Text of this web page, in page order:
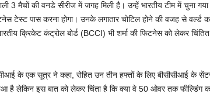
3 मैचों की वनडे सीरीज में जगह मिली है। उन्हें भारतीय टीम में चुना
टेस्ट पास करना होगा। उनके लगातार चोटिल होने की वजह से वर्ल्ड
क्रिकेट कंट्रोल बोर्ड (BCCI) भी शर्मा की फिटनेस को लेकर
के एक सूत्र ने कहा, रोहित उन तीन हफ्तों के लिए बीसीसीआई के
है लेकिन इस बात को लेकर चिंता है कि क्या वे 50 ओवर तक फील्डिंग